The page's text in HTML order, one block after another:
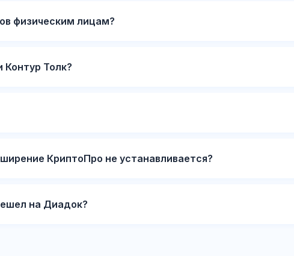
физическим лицам?
Толк?
КриптоПро не устанавливается?
на Диадок?